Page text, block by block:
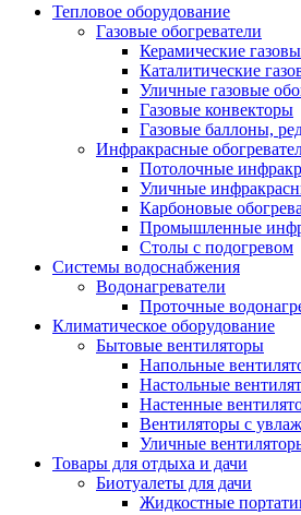
Тепловое оборудование
Газовые обогреватели
Керамические
Каталитические
Уличные газовые
Газовые конвекторы
Газовые баллоны,
Инфракрасные
Потолочные
Уличные
Карбоновые
Промышленные
Столы с подогревом
Системы водоснабжения
Водонагреватели
Проточные
Климатическое оборудование
Бытовые вентиляторы
Напольные
Настольные
Настенные
Вентиляторы с
Уличные
Товары для отдыха и дачи
Биотуалеты для дачи
Жидкостные